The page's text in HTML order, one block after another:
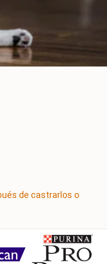
de castrarlos o